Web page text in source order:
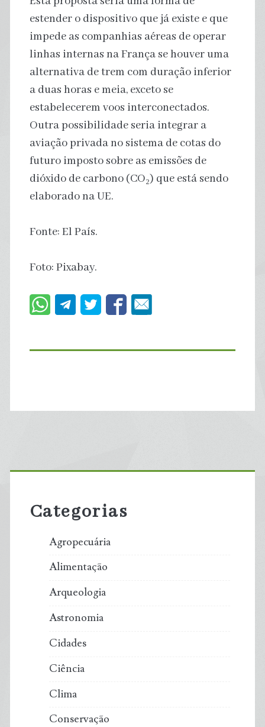
estender o dispositivo que já existe e que
impede as companhias aéreas de operar
linhas internas na França se houver uma
alternativa de trem com duração inferior
a duas horas e meia, exceto se
estabelecerem voos interconectados.
Outra possibilidade seria integrar a
aviação privada no sistema de cotas do
futuro imposto sobre as emissões de
dióxido de carbono (CO₂) que está sendo
elaborado na UE.
Fonte: El País.
Foto: Pixabay.
Primary
Sidebar
Categorias
Agropecuária
Alimentação
Arqueologia
Astronomia
Cidades
Ciência
Clima
Conservação